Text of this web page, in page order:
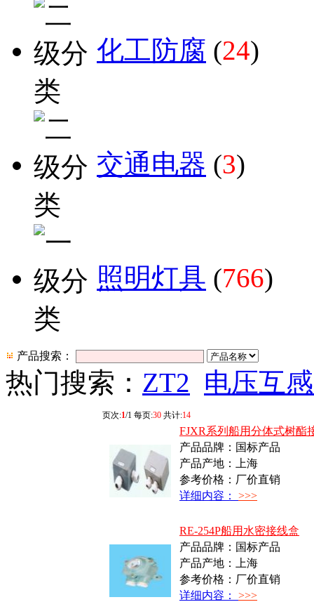
化工防腐 (24)
交通电器 (3)
照明灯具 (766)
产品搜索：
热门搜索： ZT2 电压互
页次:1/1 每页:30 共计:14
FJXR系列船用分体式树酯
产品品牌：国标产品
产品产地：上海
参考价格：厂价直销
详细内容： >>>
RE-254P船用水密接线盒
产品品牌：国标产品
产品产地：上海
参考价格：厂价直销
详细内容： >>>